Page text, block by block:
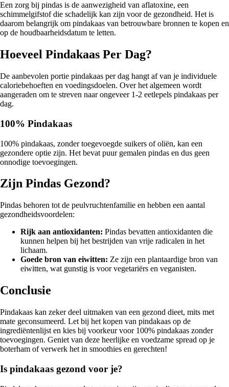
Een zorg bij pindas is de aanwezigheid van aflatoxine, een
schimmelgifstof die schadelijk kan zijn voor de gezondheid. Het is
daarom belangrijk om pindakaas van betrouwbare bronnen te kopen en
op de houdbaarheidsdatum te letten.
Hoeveel Pindakaas Per Dag?
De aanbevolen portie pindakaas per dag hangt af van je individuele
caloriebehoeften en voedingsdoelen. Over het algemeen wordt
aangeraden om te streven naar ongeveer 1-2 eetlepels pindakaas per
dag.
100% Pindakaas
100% pindakaas, zonder toegevoegde suikers of oliën, kan een
gezondere optie zijn. Het bevat puur gemalen pindas en dus geen
onnodige toevoegingen.
Zijn Pindas Gezond?
Pindas behoren tot de peulvruchtenfamilie en hebben een aantal
gezondheidsvoordelen:
Rijk aan antioxidanten: Pindas bevatten antioxidanten die
kunnen helpen bij het bestrijden van vrije radicalen in het
lichaam.
Goede bron van eiwitten: Ze zijn een plantaardige bron van
eiwitten, wat gunstig is voor vegetariërs en veganisten.
Conclusie
Pindakaas kan zeker deel uitmaken van een gezond dieet, mits met
mate geconsumeerd. Let bij het kopen van pindakaas op de
ingrediëntenlijst en kies bij voorkeur voor 100% pindakaas zonder
toevoegingen. Geniet van deze heerlijke en voedzame spread op je
boterham of verwerk het in smoothies en gerechten!
Is pindakaas gezond voor je?